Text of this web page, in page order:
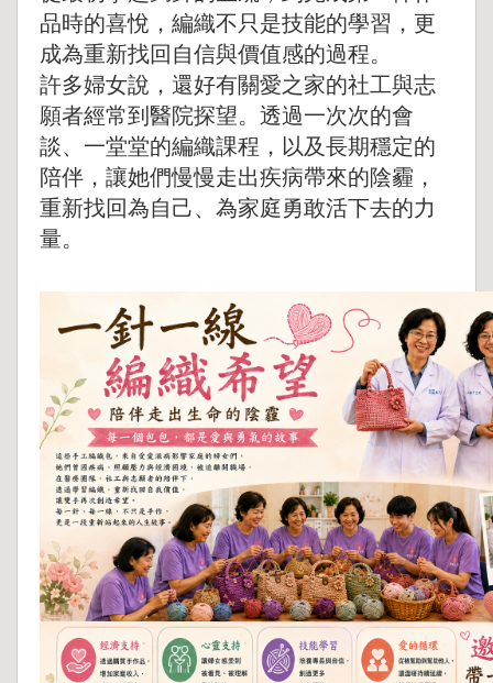
品時的喜悅，編織不只是技能的學習，更
成為重新找回自信與價值感的過程。
許多婦女說，還好有關愛之家的社工與志
願者經常到醫院探望。透過一次次的會
談、一堂堂的編織課程，以及長期穩定的
陪伴，讓她們慢慢走出疾病帶來的陰霾，
重新找回為自己、為家庭勇敢活下去的力
量。